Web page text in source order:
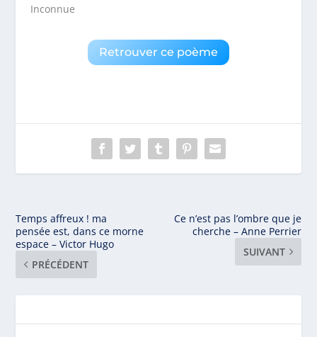
Inconnue
Retrouver ce poème
Temps affreux ! ma
pensée est, dans ce morne
espace – Victor Hugo
PRÉCÉDENT
Ce n’est pas l’ombre que je
cherche – Anne Perrier
SUIVANT